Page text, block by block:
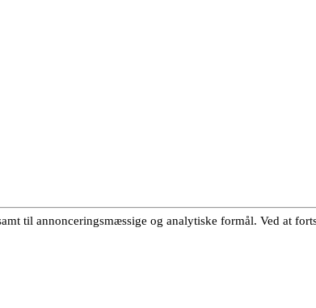
til annonceringsmæssige og analytiske formål. Ved at